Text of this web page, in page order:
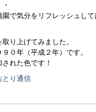
で気分をリフレッシュし
り上げてみました。
０年（平成２年）です。
れた色です！
とり通信